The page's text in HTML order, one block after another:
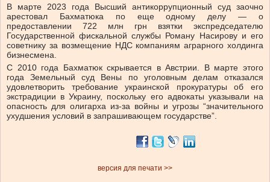
В марте 2023 года Высший антикоррупционный суд заочно
арестовал Бахматюка по еще одному делу — о
предоставлении 722 млн грн взятки экспредседателю
Государственной фискальной службы Роману Насирову и его
советнику за возмещение НДС компаниям аграрного холдинга
бизнесмена.
С 2010 года Бахматюк скрывается в Австрии. В марте этого
года Земельный суд Вены по уголовным делам отказался
удовлетворить требование украинской прокуратуры об его
экстрадиции в Украину, поскольку его адвокаты указывали на
опасность для олигарха из-за войны и угрозы “значительного
ухудшения условий в запрашивающем государстве”.
версия для печати >>